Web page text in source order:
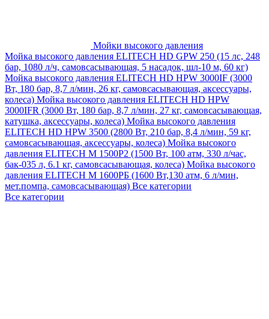
Мойки высокого давления
Мойка высокого давления ELITECH HD GPW 250 (15 лс, 248
бар, 1080 л/ч, самовсасывающая, 5 насадок, шл-10 м, 60 кг)
Мойка высокого давления ELITECH HD HPW 3000IF (3000
Вт, 180 бар, 8,7 л/мин, 26 кг, самовсасывающая, аксессуары,
колеса) Мойка высокого давления ELITECH HD HPW
3000IFR (3000 Вт, 180 бар, 8,7 л/мин, 27 кг, самовсасывающая,
катушка, аксессуары, колеса) Мойка высокого давления
ELITECH HD HPW 3500 (2800 Вт, 210 бар, 8,4 л/мин, 59 кг,
самовсасывающая, аксессуары, колеса) Мойка высокого
давления ELITECH M 1500P2 (1500 Вт, 100 атм, 330 л/час,
бак-035 л, 6.1 кг, самовсасывающая, колеса) Мойка высокого
давления ELITECH М 1600РБ (1600 Вт,130 атм, 6 л/мин,
мет.помпа, самовсасывающая) Все категории
Все категории